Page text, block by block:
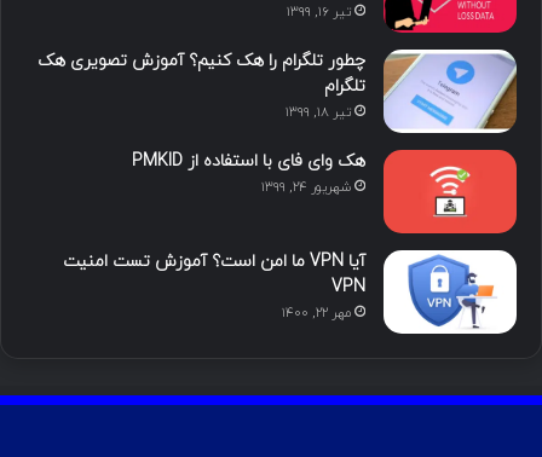
ن
ا
تیر ۱۶, ۱۳۹۹
چطور تلگرام را هک کنیم؟ آموزش تصویری هک
تلگرام
تیر ۱۸, ۱۳۹۹
هک وای فای با استفاده از PMKID
شهریور ۲۴, ۱۳۹۹
آیا VPN ما امن است؟ آموزش تست امنیت
VPN
مهر ۲۲, ۱۴۰۰